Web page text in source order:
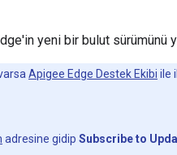
yeni bir bulut sürümünü
Apigee Edge Destek Ekibi ile
adresine gidip Subscribe to